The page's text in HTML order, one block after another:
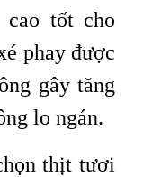
tốt cho
phay được
gây tăng
lo ngán.
thịt tươi